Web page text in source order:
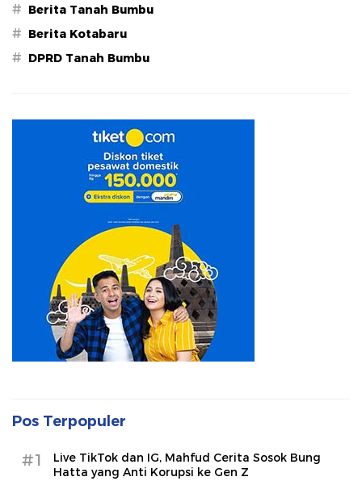
# Berita Tanah Bumbu
# Berita Kotabaru
# DPRD Tanah Bumbu
Pos Terpopuler
#1
Live TikTok dan IG, Mahfud Cerita Sosok Bung
Hatta yang Anti Korupsi ke Gen Z